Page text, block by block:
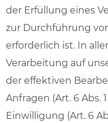
der Erfüllung eines
zur Durchführung
erforderlich ist. In
Verarbeitung auf
der effektiven
Anfragen (Art. 6 Abs.
Einwilligung (Art. 6